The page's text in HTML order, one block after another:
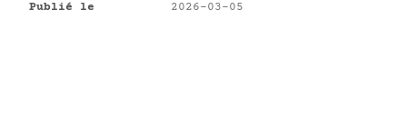
Publié le
2026-03-05